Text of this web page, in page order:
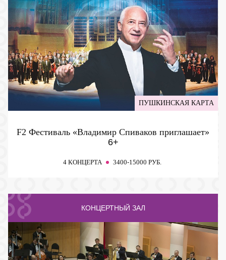
ПУШКИНСКАЯ КАРТА
F2 Фестиваль «Владимир Спиваков приглашает»
6+
4 КОНЦЕРТА 3400-15000 РУБ.
КОНЦЕРТНЫЙ ЗАЛ